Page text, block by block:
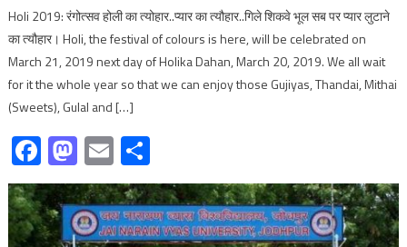
Holi 2019: रंगोत्सव होली का त्योहार..प्यार का त्यौहार..गिले शिकवे भूल सब पर प्यार लुटाने
का त्यौहार। Holi, the festival of colours is here, will be celebrated on
March 21, 2019 next day of Holika Dahan, March 20, 2019. We all wait
for it the whole year so that we can enjoy those Gujiyas, Thandai, Mithai
(Sweets), Gulal and […]
Facebook
Mastodon
Email